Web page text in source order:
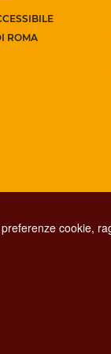
ROMA
cookie,